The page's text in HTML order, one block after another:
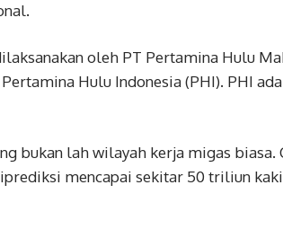
oleh PT Pertamina Hulu
Hulu Indonesia (PHI). PHI
bukan lah wilayah kerja migas biasa.
mencapai sekitar 50 triliun